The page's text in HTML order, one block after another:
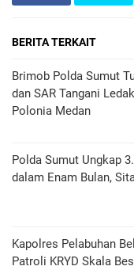
BERITA TERKAIT
Brimob Polda Sumut
dan SAR Tangani
Polonia Medan
Polda Sumut Ungkap
dalam Enam Bulan,
Kapolres Pelabuhan
Patroli KRYD Skala